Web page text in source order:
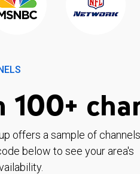
offers a sample of channels
below to see your area's